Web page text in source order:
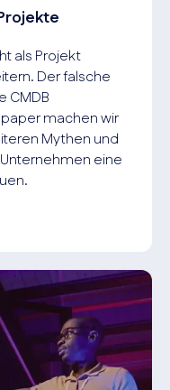
als Projekt
Der falsche
CMDB
machen wir
Mythen und
eine